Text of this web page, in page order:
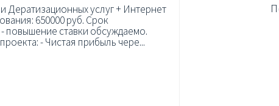
услуг + Интернет
650000 руб. Срок
повышение ставки обсуждаемо.
- Чистая прибыль чере...